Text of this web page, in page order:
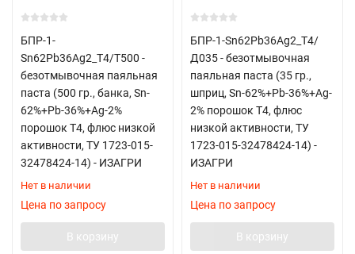
БПР-1-
Sn62Pb36Ag2_Т4/T500 -
безотмывочная паяльная
паста (500 гр., банка, Sn-
62%+Pb-36%+Ag-2%
порошок Т4, флюс низкой
активности, ТУ 1723-015-
32478424-14) - ИЗАГРИ
Нет в наличии
Цена по запросу
В корзину
БПР-1-Sn62Pb36Ag2_Т4/
Д035 - безотмывочная
паяльная паста (35 гр.,
шприц, Sn-62%+Pb-36%+Ag-
2% порошок Т4, флюс
низкой активности, ТУ
1723-015-32478424-14) -
ИЗАГРИ
Нет в наличии
Цена по запросу
В корзину